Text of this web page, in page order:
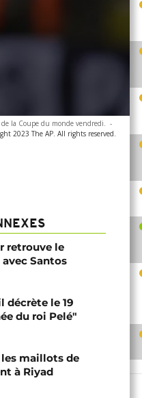
la Coupe du monde vendredi.
-
2023 The AP. All rights reserved.
retrouve le
Santos
décrète le 19
du roi Pelé"
les maillots de
à Riyad